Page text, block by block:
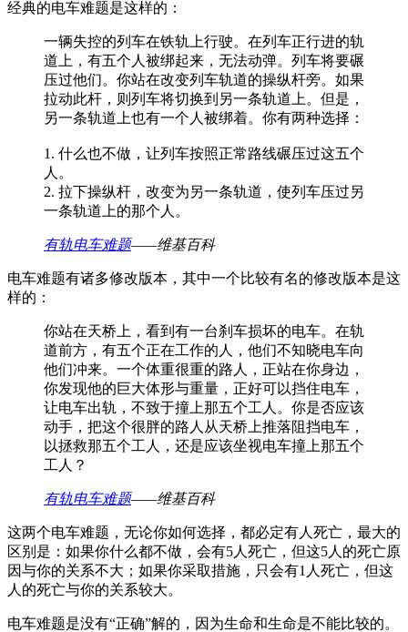
经典的电车难题是这样的：
一辆失控的列车在铁轨上行驶。在列车正行进的轨
道上，有五个人被绑起来，无法动弹。列车将要碾
压过他们。你站在改变列车轨道的操纵杆旁。如果
拉动此杆，则列车将切换到另一条轨道上。但是，
另一条轨道上也有一个人被绑着。你有两种选择：
1. 什么也不做，让列车按照正常路线碾压过这五个
人。
2. 拉下操纵杆，改变为另一条轨道，使列车压过另
一条轨道上的那个人。
有轨电车难题——维基百科
电车难题有诸多修改版本，其中一个比较有名的修改版本是这
样的：
你站在天桥上，看到有一台刹车损坏的电车。在轨
道前方，有五个正在工作的人，他们不知晓电车向
他们冲来。一个体重很重的路人，正站在你身边，
你发现他的巨大体形与重量，正好可以挡住电车，
让电车出轨，不致于撞上那五个工人。你是否应该
动手，把这个很胖的路人从天桥上推落阻挡电车，
以拯救那五个工人，还是应该坐视电车撞上那五个
工人？
有轨电车难题——维基百科
这两个电车难题，无论你如何选择，都必定有人死亡，最大的
区别是：如果你什么都不做，会有5人死亡，但这5人的死亡原
因与你的关系不大；如果你采取措施，只会有1人死亡，但这
人的死亡与你的关系较大。
电车难题是没有“正确”解的，因为生命和生命是不能比较的。